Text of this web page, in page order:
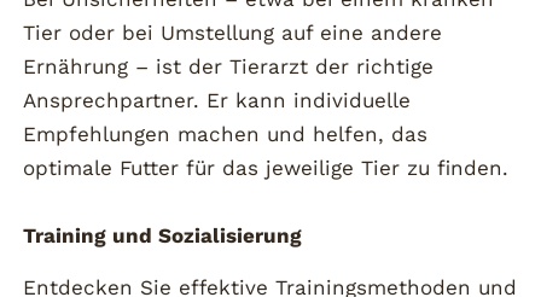
Tier oder bei Umstellung auf eine andere
Ernährung – ist der Tierarzt der richtige
Ansprechpartner. Er kann individuelle
Empfehlungen machen und helfen, das
optimale Futter für das jeweilige Tier zu finden.
Training und Sozialisierung
Entdecken Sie effektive Trainingsmethoden und